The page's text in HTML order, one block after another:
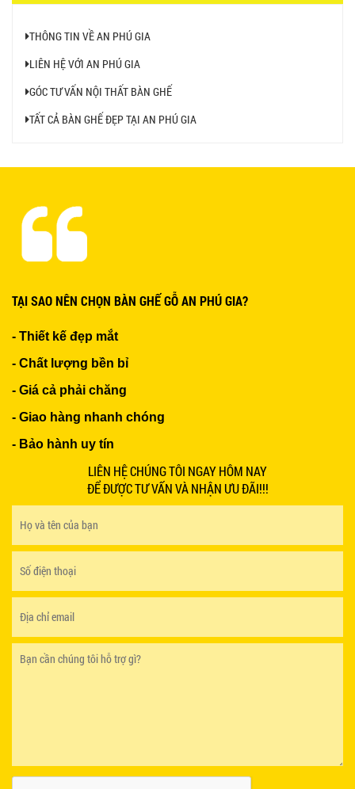
SỐ: X001
Ghế Ăn nhập khẩu ELLA - Mã SP: GNK05
750.000 VNĐ
GHẾ EAMES - GHẾ NHỰA CAFE CHÂN GỖ GIÁ RẺ
GHẾ XẾP GẤP GIÁ RẺ - MÃ SỐ: X001
BÀN CAFE BCF01 GIÁ RẺ - MÃ SỐ: BCF01
650.000 VNĐ
THÔNG TIN VỀ AN PHÚ GIA
LIÊN HỆ VỚI AN PHÚ GIA
GÓC TƯ VẤN NỘI THẤT BÀN GHẾ
TẤT CẢ BÀN GHẾ ĐẸP TẠI AN PHÚ GIA
TẠI SAO NÊN CHỌN BÀN GHẾ GỖ AN PHÚ GIA?
- Thiết kế đẹp mắt
- Chất lượng bền bỉ
- Giá cả phải chăng
- Giao hàng nhanh chóng
- Bảo hành uy tín
LIÊN HỆ CHÚNG TÔI NGAY HÔM NAY
ĐỂ ĐƯỢC TƯ VẤN VÀ NHẬN ƯU ĐÃI!!!